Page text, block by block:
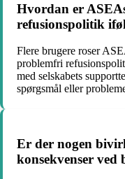
Hvordan er
refusionspolitik
Flere brugere roser
problemfri
med selskabets
spørgsmål eller
Er der nogen
konsekvenser